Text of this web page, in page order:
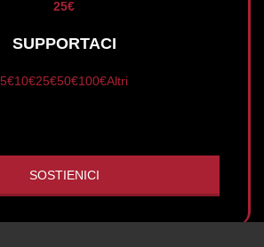
25€
SUPPORTACI
5€10€25€50€100€Altri
SOSTIENICI